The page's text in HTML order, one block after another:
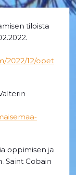
tiloista
2022/12/opet
oppimisen ja
Saint Cobain